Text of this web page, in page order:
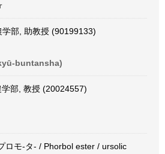
学部, 助教授 (90199133)
buntansha)
部, 教授 (20024557)
ロモ-タ- / Phorbol ester / ursolic